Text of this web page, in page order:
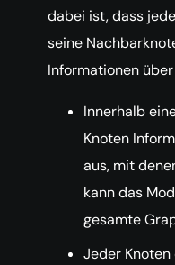
dabei ist, dass
seine
Informationen
Innerhalb
Knoten
aus, mit
kann das
gesamte
Jeder Knoten